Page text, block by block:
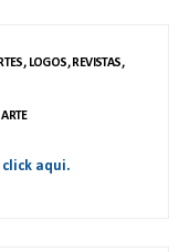
LOGOS, REVISTAS,
aqui.